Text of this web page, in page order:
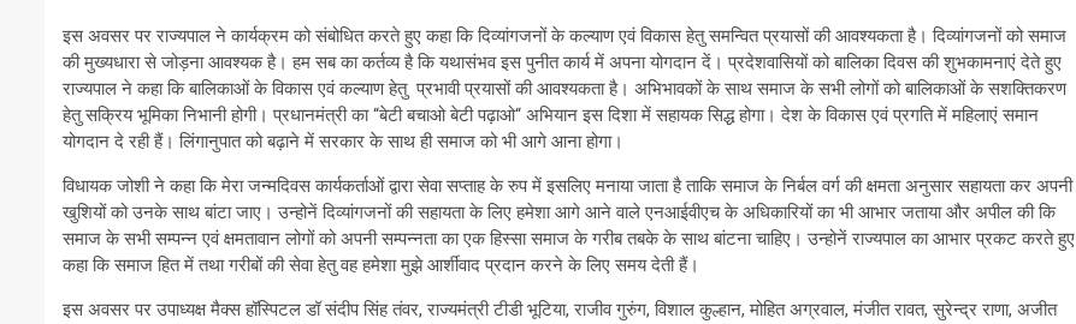
इस अवसर पर राज्यपाल ने कार्यक्रम को संबोधित करते हुए कहा कि दिव्यांगजनों के कल्याण एवं विकास हेतु समन्वित प्रयासों की आवश्यकता है। दिव्यांगजनों को समाज
की मुख्यधारा से जोड़ना आवश्यक है। हम सब का कर्तव्य है कि यथासंभव इस पुनीत कार्य में अपना योगदान दें। प्रदेशवासियों को बालिका दिवस की शुभकामनाएं देते हुए
राज्यपाल ने कहा कि बालिकाओं के विकास एवं कल्याण हेतु प्रभावी प्रयासों की आवश्यकता है। अभिभावकों के साथ समाज के सभी लोगों को बालिकाओं के सशक्तिकरण
हेतु सक्रिय भूमिका निभानी होगी। प्रधानमंत्री का “बेटी बचाओ बेटी पढ़ाओ“ अभियान इस दिशा में सहायक सिद्ध होगा। देश के विकास एवं प्रगति में महिलाएं समान
योगदान दे रही हैं। लिंगानुपात को बढ़ाने में सरकार के साथ ही समाज को भी आगे आना होगा।
विधायक जोशी ने कहा कि मेरा जन्मदिवस कार्यकर्ताओं द्वारा सेवा सप्ताह के रुप में इसलिए मनाया जाता है ताकि समाज के निर्बल वर्ग की क्षमता अनुसार सहायता कर अपनी
खुशियों को उनके साथ बांटा जाए। उन्होनें दिव्यांगजनों की सहायता के लिए हमेशा आगे आने वाले एनआईवीएच के अधिकारियों का भी आभार जताया और अपील की कि
समाज के सभी सम्पन्न एवं क्षमतावान लोगों को अपनी सम्पन्नता का एक हिस्सा समाज के गरीब तबके के साथ बांटना चाहिए। उन्होनें राज्यपाल का आभार प्रकट करते हुए
कहा कि समाज हित में तथा गरीबों की सेवा हेतु वह हमेशा मुझे आर्शीवाद प्रदान करने के लिए समय देती हैं।
इस अवसर पर उपाध्यक्ष मैक्स हॉस्पिटल डॉ संदीप सिंह तंवर, राज्यमंत्री टीडी भूटिया, राजीव गुरुंग, विशाल कुल्हान, मोहित अग्रवाल, मंजीत रावत, सुरेन्द्र राणा, अजीत